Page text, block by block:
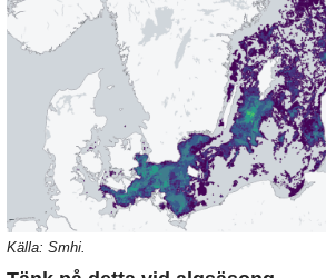
Källa: Smhi.